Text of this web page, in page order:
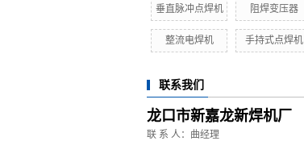
垂直脉冲点焊机 阻焊变压器
整流电焊机 手持式点焊机
联系我们
龙口市新嘉龙新焊机厂
联 系 人：曲经理